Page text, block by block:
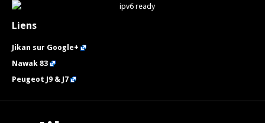
Liens
Jikan sur Google+
Nawak 83
Peugeot J9 & J7